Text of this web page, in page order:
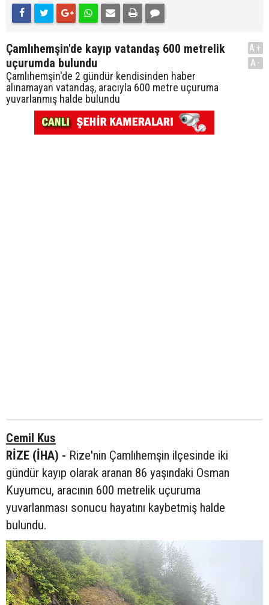
Çamlıhemşin'de kayıp vatandaş 600 metrelik
uçurumda bulundu
Çamlıhemşin'de 2 gündür kendisinden haber
alınamayan vatandaş, aracıyla 600 metre uçuruma
yuvarlanmış halde bulundu
A+
A-
Cemil Kus
RİZE (İHA) - Rize'nin Çamlıhemşin ilçesinde iki
gündür kayıp olarak aranan 86 yaşındaki Osman
Kuyumcu, aracının 600 metrelik uçuruma
yuvarlanması sonucu hayatını kaybetmiş halde
bulundu.